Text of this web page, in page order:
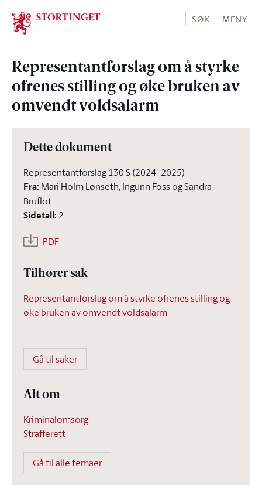
Stortinget.no
SØK MENY
Representantforslag om å styrke
ofrenes stilling og øke bruken av
omvendt voldsalarm
Dette dokument
Representantforslag 130 S (2024–2025)
Fra: Mari Holm Lønseth, Ingunn Foss og Sandra
Bruflot
Sidetall: 2
PDF
Tilhører sak
Representantforslag om å styrke ofrenes stilling og
øke bruken av omvendt voldsalarm
Gå til saker
Alt om
Kriminalomsorg
Strafferett
Gå til alle temaer